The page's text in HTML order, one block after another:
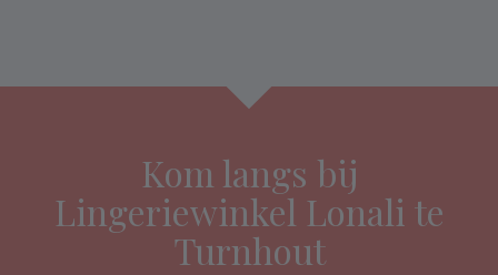
Kom langs bij
Lingeriewinkel Lonali te
Turnhout